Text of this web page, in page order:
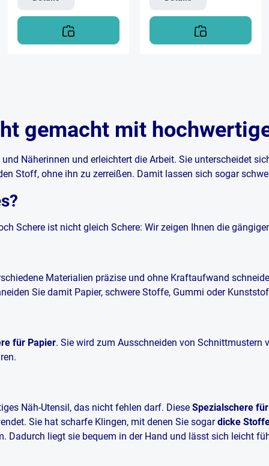
gemacht mit
Näherinnen und erleichtert die Arbeit. Sie unterscheidet
Stoff, ohne ihn zu zerreißen. Damit lassen sich sogar
Schere ist nicht gleich Schere: Wir zeigen Ihnen die
Materialien präzise und ohne Kraftaufwand
Sie damit Papier, schwere Stoffe, Gummi oder
für Papier. Sie wird zum Ausschneiden von Schnittmustern
Näh-Utensil, das nicht fehlen darf. Diese Spezialschere
Sie hat scharfe Klingen, mit denen Sie sogardicke
Dadurch liegt sie bequem in der Hand und lässt sich leicht